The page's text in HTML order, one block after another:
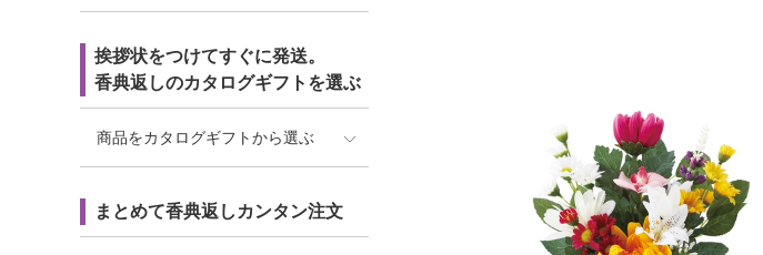
挨拶状をつけてすぐに発送。
香典返しのカタログギフトを選ぶ
商品をカタログギフトから選ぶ
まとめて香典返しカンタン注文